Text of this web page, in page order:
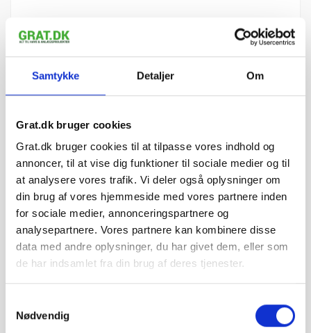
Samtykke Detaljer Om
Grat.dk bruger cookies
Grat.dk bruger cookies til at tilpasse vores indhold og
annoncer, til at vise dig funktioner til sociale medier og til
at analysere vores trafik. Vi deler også oplysninger om
din brug af vores hjemmeside med vores partnere inden
for sociale medier, annonceringspartnere og
analysepartnere. Vores partnere kan kombinere disse
data med andre oplysninger, du har givet dem, eller som
de har indsamlet fra din brug af deres tjenester.
Nødvendig
Kalkkost ARON BASE
135 X 55 mm OVAL
479,95 kr.
ARON BASE 135 X 55 mm OVAL er en oval kalkkost.
God til anstrygning af div. kalkprodukter.
1 stk.
I ALT 479,95 kr. inkl. moms
📦 Forventet levering:
man 10. august – ons 12.
august
i
⏱ Bestil inden kl. 12 —0 t 48 min— så afsendes
din ordre i dag